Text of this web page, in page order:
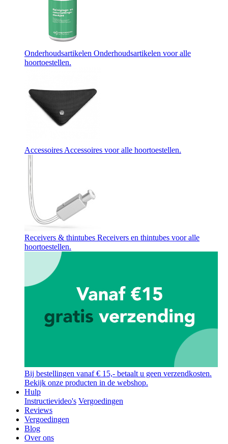
Onderhoudsartikelen Onderhoudsartikelen voor alle
hoortoestellen.
Accessoires Accessoires voor alle hoortoestellen.
Receivers & thintubes Receivers en thintubes voor alle
hoortoestellen.
Bij bestellingen vanaf € 15,- betaalt u geen verzendkosten.
Bekijk onze producten in de webshop.
Hulp
Instructievideo's Vergoedingen
Reviews
Vergoedingen
Blog
Over ons